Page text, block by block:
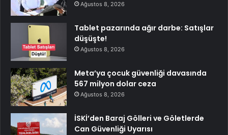
Ağustos 8, 2026
Tablet pazarında ağır darbe: Satışlar
düşüşte!
Ağustos 8, 2026
Meta’ya çocuk güvenliği davasında
567 milyon dolar ceza
Ağustos 8, 2026
İSKİ’den Baraj Gölleri ve Göletlerde
Can Güvenliği Uyarısı